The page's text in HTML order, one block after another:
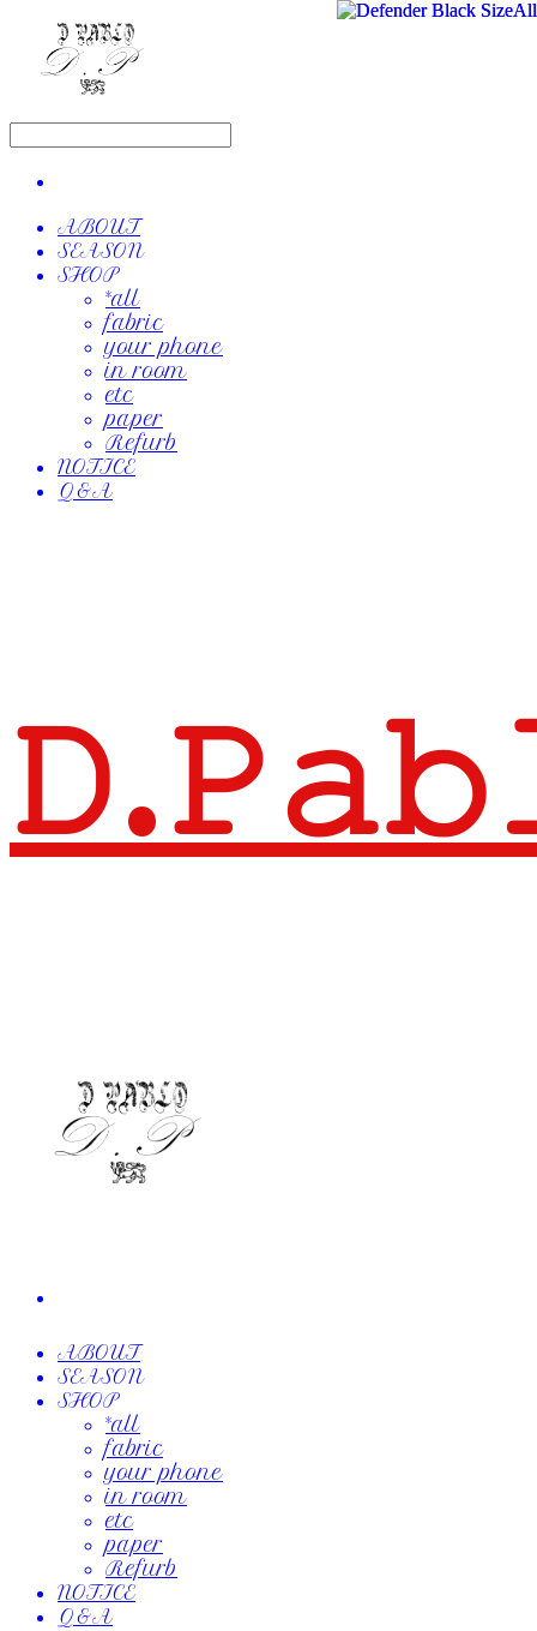
ABOUT
SEASON
SHOP
*all
fabric
your phone
in room
etc
paper
Refurb
NOTICE
Q&A
ABOUT
SEASON
SHOP
*all
fabric
your phone
in room
etc
paper
Refurb
NOTICE
Q&A